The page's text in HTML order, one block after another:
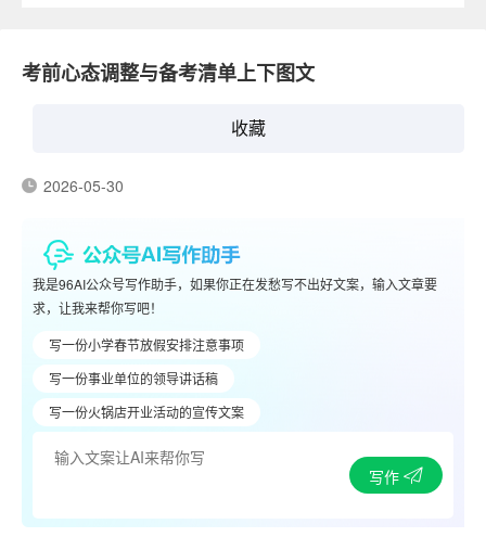
考前心态调整与备考清单上下图文
收藏
2026-05-30
我是96AI公众号写作助手，如果你正在发愁写不出好文案，输入文章要
求，让我来帮你写吧！
写一份小学春节放假安排注意事项
写一份事业单位的领导讲话稿
写一份火锅店开业活动的宣传文案
写作